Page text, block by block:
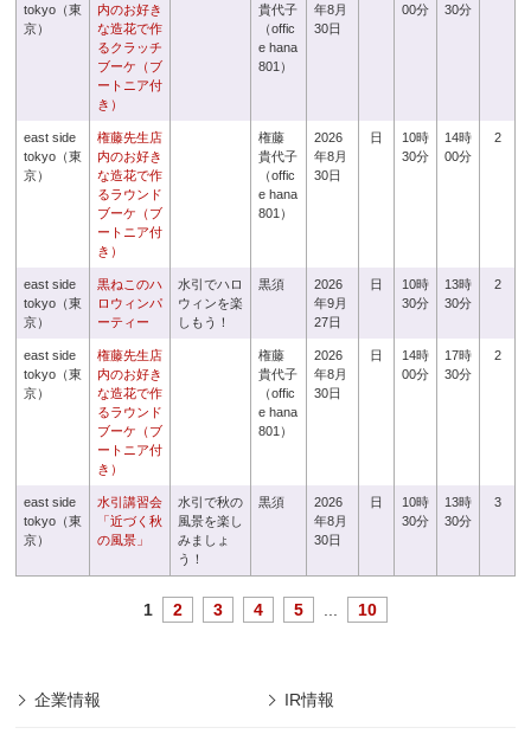
tokyo（東
京）
内のお好き
な造花で作
るクラッチ
ブーケ（ブ
ートニア付
き）
貴代子
（offic
e hana
801）
年8月
30日
00分
30分
east side
tokyo（東
京）
権藤先生店
内のお好き
な造花で作
るラウンド
ブーケ（ブ
ートニア付
き）
権藤
貴代子
（offic
e hana
801）
2026
年8月
30日
日
10時
30分
14時
00分
2
east side
tokyo（東
京）
黒ねこのハ
ロウィンパ
ーティー
水引でハロ
ウィンを楽
しもう！
黒須
2026
年9月
27日
日
10時
30分
13時
30分
2
east side
tokyo（東
京）
権藤先生店
内のお好き
な造花で作
るラウンド
ブーケ（ブ
ートニア付
き）
権藤
貴代子
（offic
e hana
801）
2026
年8月
30日
日
14時
00分
17時
30分
2
east side
tokyo（東
京）
水引講習会
「近づく秋
の風景」
水引で秋の
風景を楽し
みましょ
う！
黒須
2026
年8月
30日
日
10時
30分
13時
30分
3
1 2 3 4 5 10
企業情報 IR情報